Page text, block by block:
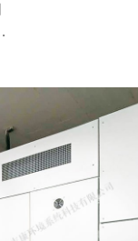
水耦合低温干化工艺